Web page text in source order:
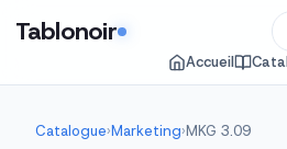
Tablonoir
Accueil
Catalogue›Marketing›MKG 3.09